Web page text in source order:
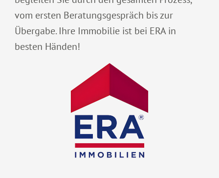
vom ersten Beratungsgespräch bis zur
Übergabe. Ihre Immobilie ist bei ERA in
besten Händen!